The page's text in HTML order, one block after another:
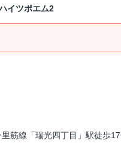
イツポエム2
筋線「瑞光四丁目」駅徒歩